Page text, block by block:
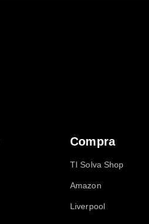
Compra
TI Solva Shop
Amazon
Liverpool